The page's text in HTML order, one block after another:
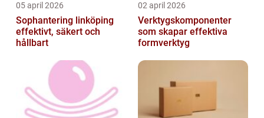
05 april 2026
Sophantering linköping
effektivt, säkert och
hållbart
02 april 2026
Verktygskomponenter
som skapar effektiva
formverktyg